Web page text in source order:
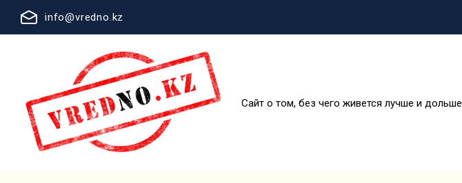
info@vredno.kz
Сайт о том, без чего живется лучше и дольше